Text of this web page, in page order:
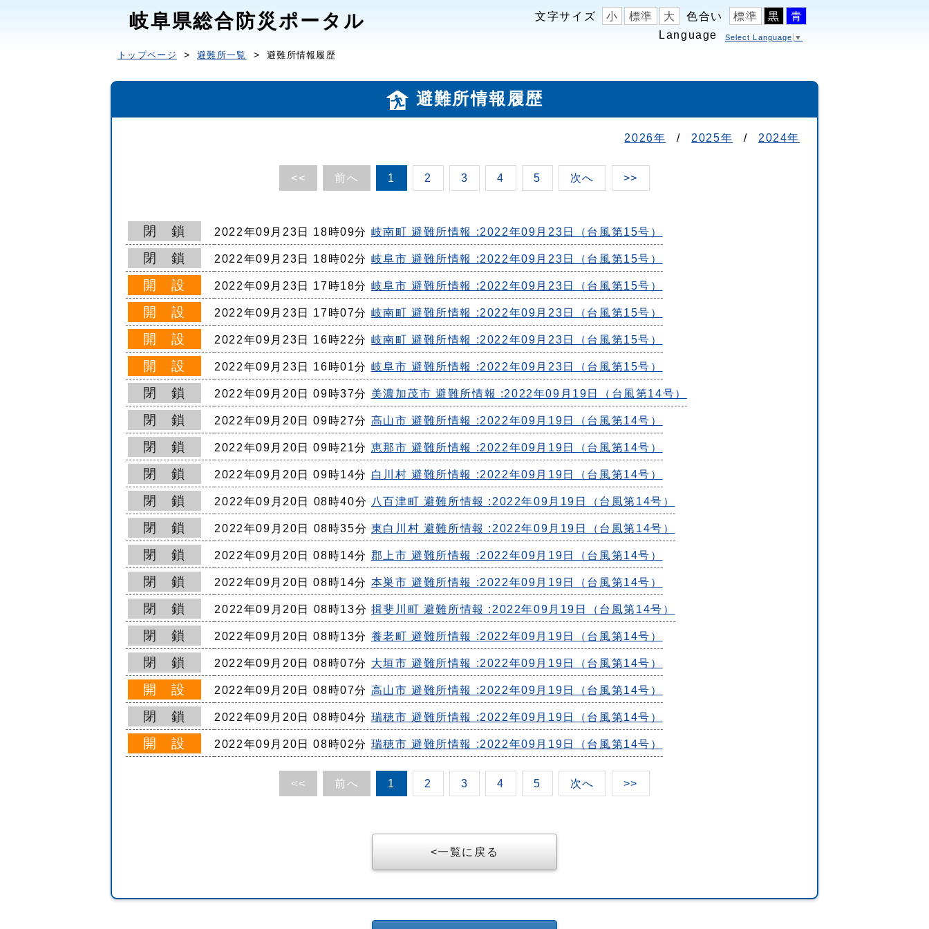
岐阜県総合防災ポータル 文字サイズ 小 標準 大 色合い 標準 黒
青
Language
Select Language ▼
トップページ 避難所一覧 避難所情報履歴
避難所情報履歴
2026年 / 2025年 / 2024年
<< 前へ 1 2 3 4 5 次へ >>
閉 鎖 2022年09月23日 18時09分 岐南町 避難所情報 :2022年09月23日（台風第15号）
閉 鎖 2022年09月23日 18時02分 岐阜市 避難所情報 :2022年09月23日（台風第15号）
開 設 2022年09月23日 17時18分 岐阜市 避難所情報 :2022年09月23日（台風第15号）
開 設 2022年09月23日 17時07分 岐南町 避難所情報 :2022年09月23日（台風第15号）
開 設 2022年09月23日 16時22分 岐南町 避難所情報 :2022年09月23日（台風第15号）
開 設 2022年09月23日 16時01分 岐阜市 避難所情報 :2022年09月23日（台風第15号）
閉 鎖 2022年09月20日 09時37分 美濃加茂市 避難所情報 :2022年09月19日（台風第14号）
閉 鎖 2022年09月20日 09時27分 高山市 避難所情報 :2022年09月19日（台風第14号）
閉 鎖 2022年09月20日 09時21分 恵那市 避難所情報 :2022年09月19日（台風第14号）
閉 鎖 2022年09月20日 09時14分 白川村 避難所情報 :2022年09月19日（台風第14号）
閉 鎖 2022年09月20日 08時40分 八百津町 避難所情報 :2022年09月19日（台風第14号）
閉 鎖 2022年09月20日 08時35分 東白川村 避難所情報 :2022年09月19日（台風第14号）
閉 鎖 2022年09月20日 08時14分 郡上市 避難所情報 :2022年09月19日（台風第14号）
閉 鎖 2022年09月20日 08時14分 本巣市 避難所情報 :2022年09月19日（台風第14号）
閉 鎖 2022年09月20日 08時13分 揖斐川町 避難所情報 :2022年09月19日（台風第14号）
閉 鎖 2022年09月20日 08時13分 養老町 避難所情報 :2022年09月19日（台風第14号）
閉 鎖 2022年09月20日 08時07分 大垣市 避難所情報 :2022年09月19日（台風第14号）
開 設 2022年09月20日 08時07分 高山市 避難所情報 :2022年09月19日（台風第14号）
閉 鎖 2022年09月20日 08時04分 瑞穂市 避難所情報 :2022年09月19日（台風第14号）
開 設 2022年09月20日 08時02分 瑞穂市 避難所情報 :2022年09月19日（台風第14号）
<< 前へ 1 2 3 4 5 次へ >>
一覧に戻る